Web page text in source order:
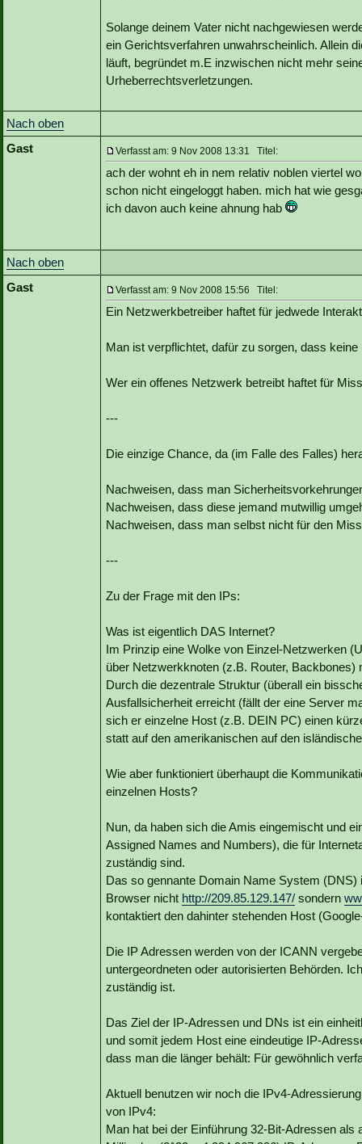
Solange deinem Vater nicht nachgewiesen
ein Gerichtsverfahren unwahrscheinlich. Allein
läuft, begründet m.E inzwischen nicht mehr
Urheberrechtsverletzungen.
Nach oben
Gast
Verfasst am: 9 Nov 2008 13:31 Titel:
ach der wohnt eh in nem relativ noblen viertel
schon nicht eingeloggt haben. mich hat wie
ich davon auch keine ahnung hab
Nach oben
Gast
Verfasst am: 9 Nov 2008 15:56 Titel:
Ein Netzwerkbetreiber haftet für jedwede
Man ist verpflichtet, dafür zu sorgen, dass
Wer ein offenes Netzwerk betreibt haftet für
---
Die einzige Chance, da (im Falle des Falles)
Nachweisen, dass man
Nachweisen, dass diese jemand mutwillig
Nachweisen, dass man selbst nicht für den
---
Zu der Frage mit den IPs:
Was ist eigentlich DAS Internet?
Im Prinzip eine Wolke von Einzel-Netzwerken
über Netzwerkknoten (z.B. Router, Backbones)
Durch die dezentrale Struktur (überall ein
Ausfallsicherheit erreicht (fällt der eine Server
sich er einzelne Host (z.B. DEIN PC) einen
statt auf den amerikanischen auf den
Wie aber funktioniert überhaupt die
einzelnen Hosts?
Nun, da haben sich die Amis eingemischt und
Assigned Names and Numbers), die für
zuständig sind.
Das so gennante Domain Name System
Browser nicht http://209.85.129.147/ sondern
kontaktiert den dahinter stehenden Host
Die IP Adressen werden von der ICANN
untergeordneten oder autorisierten Behörden.
zuständig ist.
Das Ziel der IP-Adressen und DNs ist ein
und somit jedem Host eine eindeutige IP-
dass man die länger behält: Für gewöhnlich
Aktuell benutzen wir noch die IPv4-
von IPv4:
Man hat bei der Einführung 32-Bit-Adressen